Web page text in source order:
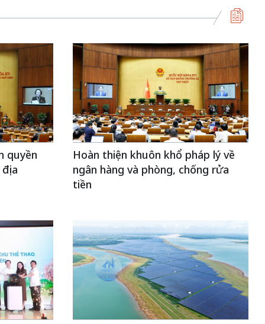
quyền
Hoàn thiện khuôn khổ pháp lý về
ngân hàng và phòng, chống rửa
tiền